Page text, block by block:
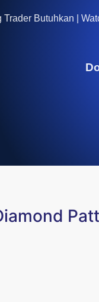
Trader Butuhkan |